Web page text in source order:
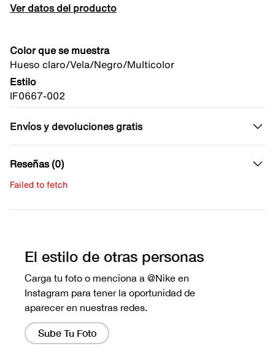
Ver datos del producto
Color que se muestra
Hueso claro/Vela/Negro/Multicolor
Estilo
IF0667-002
Envíos y devoluciones gratis
Reseñas (0)
Failed to fetch